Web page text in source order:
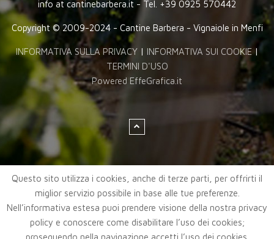
info at cantinebarbera.it - Tel. +39 0925 570442
Copyright © 2009-2024 - Cantine Barbera - Vignaiole in Menfi
INFORMATIVA SULLA PRIVACY| INFORMATIVA SUI COOKIE|
TERMINI D'USO
Powered EffeGrafica.it
Questo sito utilizza i cookies, anche di terze parti, per offrirti il
miglior servizio possibile in base alle tue preferenze.
Nell’informativa estesa puoi prendere visione della nostra privacy
policy e conoscere come disabilitare l’uso dei cookies;